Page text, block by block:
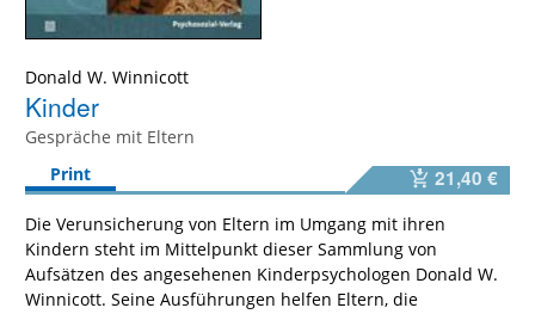
Donald W. Winnicott
Kinder
Gespräche mit Eltern
Print
21,40 €
Die Verunsicherung von Eltern im Umgang mit ihren
Kindern steht im Mittelpunkt dieser Sammlung von
Aufsätzen des angesehenen Kinderpsychologen Donald W.
Winnicott. Seine Ausführungen helfen Eltern, die